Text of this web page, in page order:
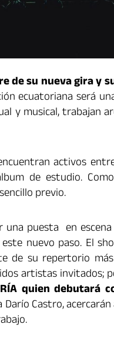
de su nueva gira y
ecuatoriana será
y musical, trabajan
activos
de estudio.
previo.
puesta en
nuevo paso. El
de su repertorio
artistas invitados;
quien debutará
Darío Castro,